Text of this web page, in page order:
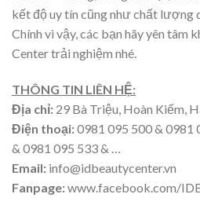
kết độ uy tín cũng như chất lượng
Chính vì vậy, các bạn hãy yên tâm
Center trải nghiệm nhé.
THÔNG TIN LIÊN HỆ:
Địa chỉ: 29 Bà Triệu, Hoàn Kiếm,
Điện thoại:0981 095 500 & 0981
& 0981 095 533 & …
Email: info@idbeautycenter.vn
Fanpage:www.facebook.com/